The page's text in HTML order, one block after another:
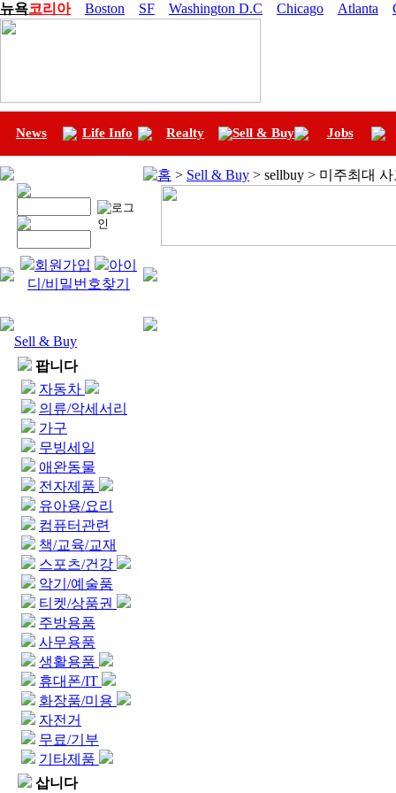
뉴욕코리아 Boston SF Washington D.C Chicago Atlanta
News Life Info Realty Sell & Buy Jobs
회원가입
아이
디/비밀번호찾기
Sell & Buy
팝니다
자동차
의류/악세서리
가구
무빙세일
애완동물
전자제품
유아용/요리
컴퓨터관련
책/교육/교재
스포츠/건강
악기/예술품
티켓/상품권
주방용품
사무용품
생활용품
휴대폰/IT
화장품/미용
자전거
무료/기부
기타제품
삽니다
홈 > Sell & Buy > sellbuy > 미주최대